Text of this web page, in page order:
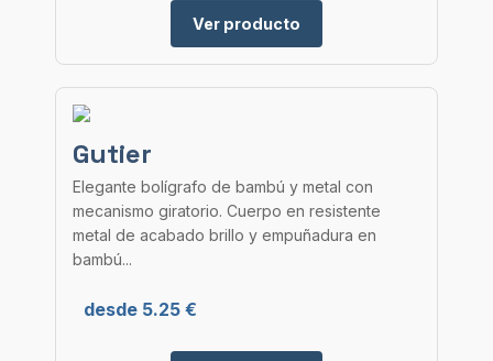
Ver producto
Gutier
Elegante bolígrafo de bambú y metal con
mecanismo giratorio. Cuerpo en resistente
metal de acabado brillo y empuñadura en
bambú...
desde 5.25 €